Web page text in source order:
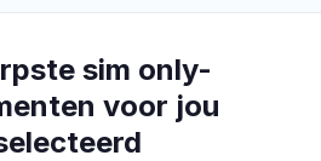
sim only-
voor jou